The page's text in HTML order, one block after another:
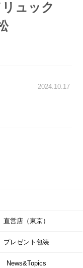
リュック
2024.10.17
直営店（東京）
プレゼント包装
News&Topics